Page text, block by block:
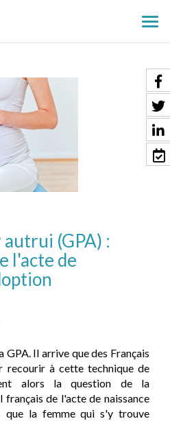
le
(GPA) :
l'acte de
GPA. Il arrive que des Français
recourir à cette technique de
alors la question de la
de l'acte de naissance
que la femme qui s'y trouve